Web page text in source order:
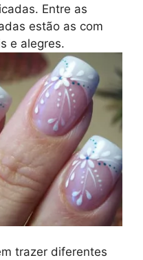
Entre as
estão as com
e alegres.
trazer diferentes